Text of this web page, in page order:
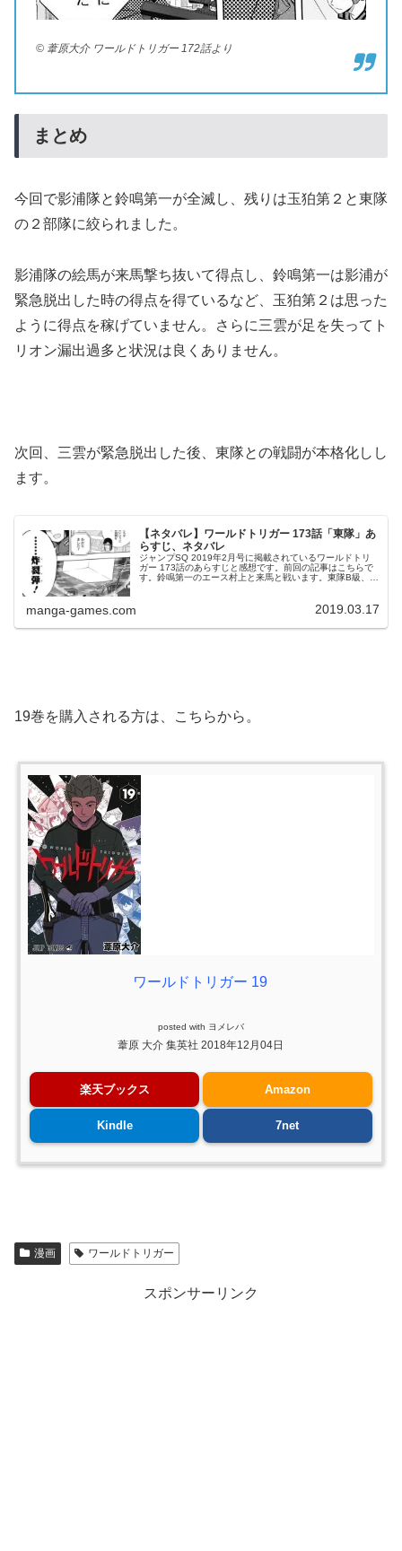
© 葦原大介 ワールドトリガー 172話より
まとめ
今回で影浦隊と鈴鳴第一が全滅し、残りは玉狛第２と東隊
の２部隊に絞られました。
影浦隊の絵馬が来馬撃ち抜いて得点し、鈴鳴第一は影浦が
緊急脱出した時の得点を得ているなど、玉狛第２は思った
ように得点を稼げていません。さらに三雲が足を失ってト
リオン漏出過多と状況は良くありません。
次回、三雲が緊急脱出した後、東隊との戦闘が本格化しし
ます。
【ネタバレ】ワールドトリガー 173話「東隊」あ
らすじ、ネタバレ
ジャンプSQ 2019年2月号に掲載されているワールドトリ
ガー 173話のあらすじと感想です。前回の記事はこちらで
す。鈴鳴第一のエース村上と来馬と戦います。東隊B級、順
manga-games.com 2019.03.17
19巻を購入される方は、こちらから。
ワールドトリガー 19
posted with ヨメレバ
葦原 大介 集英社 2018年12月04日
楽天ブックス Amazon
Kindle 7net
漫画 ワールドトリガー
スポンサーリンク